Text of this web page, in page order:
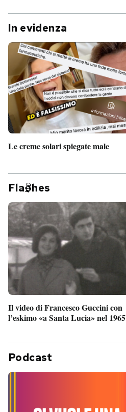
In evidenza
Le creme solari spiegate male
Fla hes
Il video di Francesco Guccini con
l’eskimo «a Santa Lucia» nel 1965
Podcast